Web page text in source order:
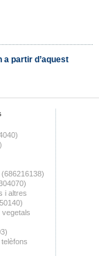
a partir d’aquest
i altres
vegetals